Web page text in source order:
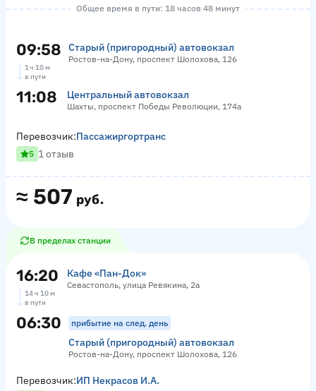
Общее время в пути: 18 часов 48 минут
09:58 Старый (пригородный) автовокзал
Ростов-на-Дону, проспект Шолохова, 126
1 ч 10 м
в пути
11:08 Центральный автовокзал
Шахты, проспект Победы Революции, 174а
≈ 507 руб.
Перевозчик:Пассажиргортранс
5 1 отзыв
В пределах станции
16:20 Кафе «Пан-Док»
Севастополь, улица Ревякина, 2а
14 ч 10 м
в пути
06:30 прибытие на след. день
Старый (пригородный) автовокзал
Ростов-на-Дону, проспект Шолохова, 126
Перевозчик:ИП Некрасов И.А.